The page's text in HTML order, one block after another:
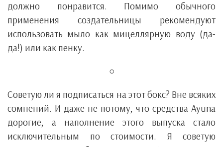
должно понравится. Помимо обычного
применения создательницы рекомендуют
использовать мыло как мицеллярную воду (да-
да!) или как пенку.
○
Советую ли я подписаться на этот бокс? Вне всяких
сомнений. И даже не потому, что средства Ayuna
дорогие, а наполнение этого выпуска стало
исключительным по стоимости. Я советую